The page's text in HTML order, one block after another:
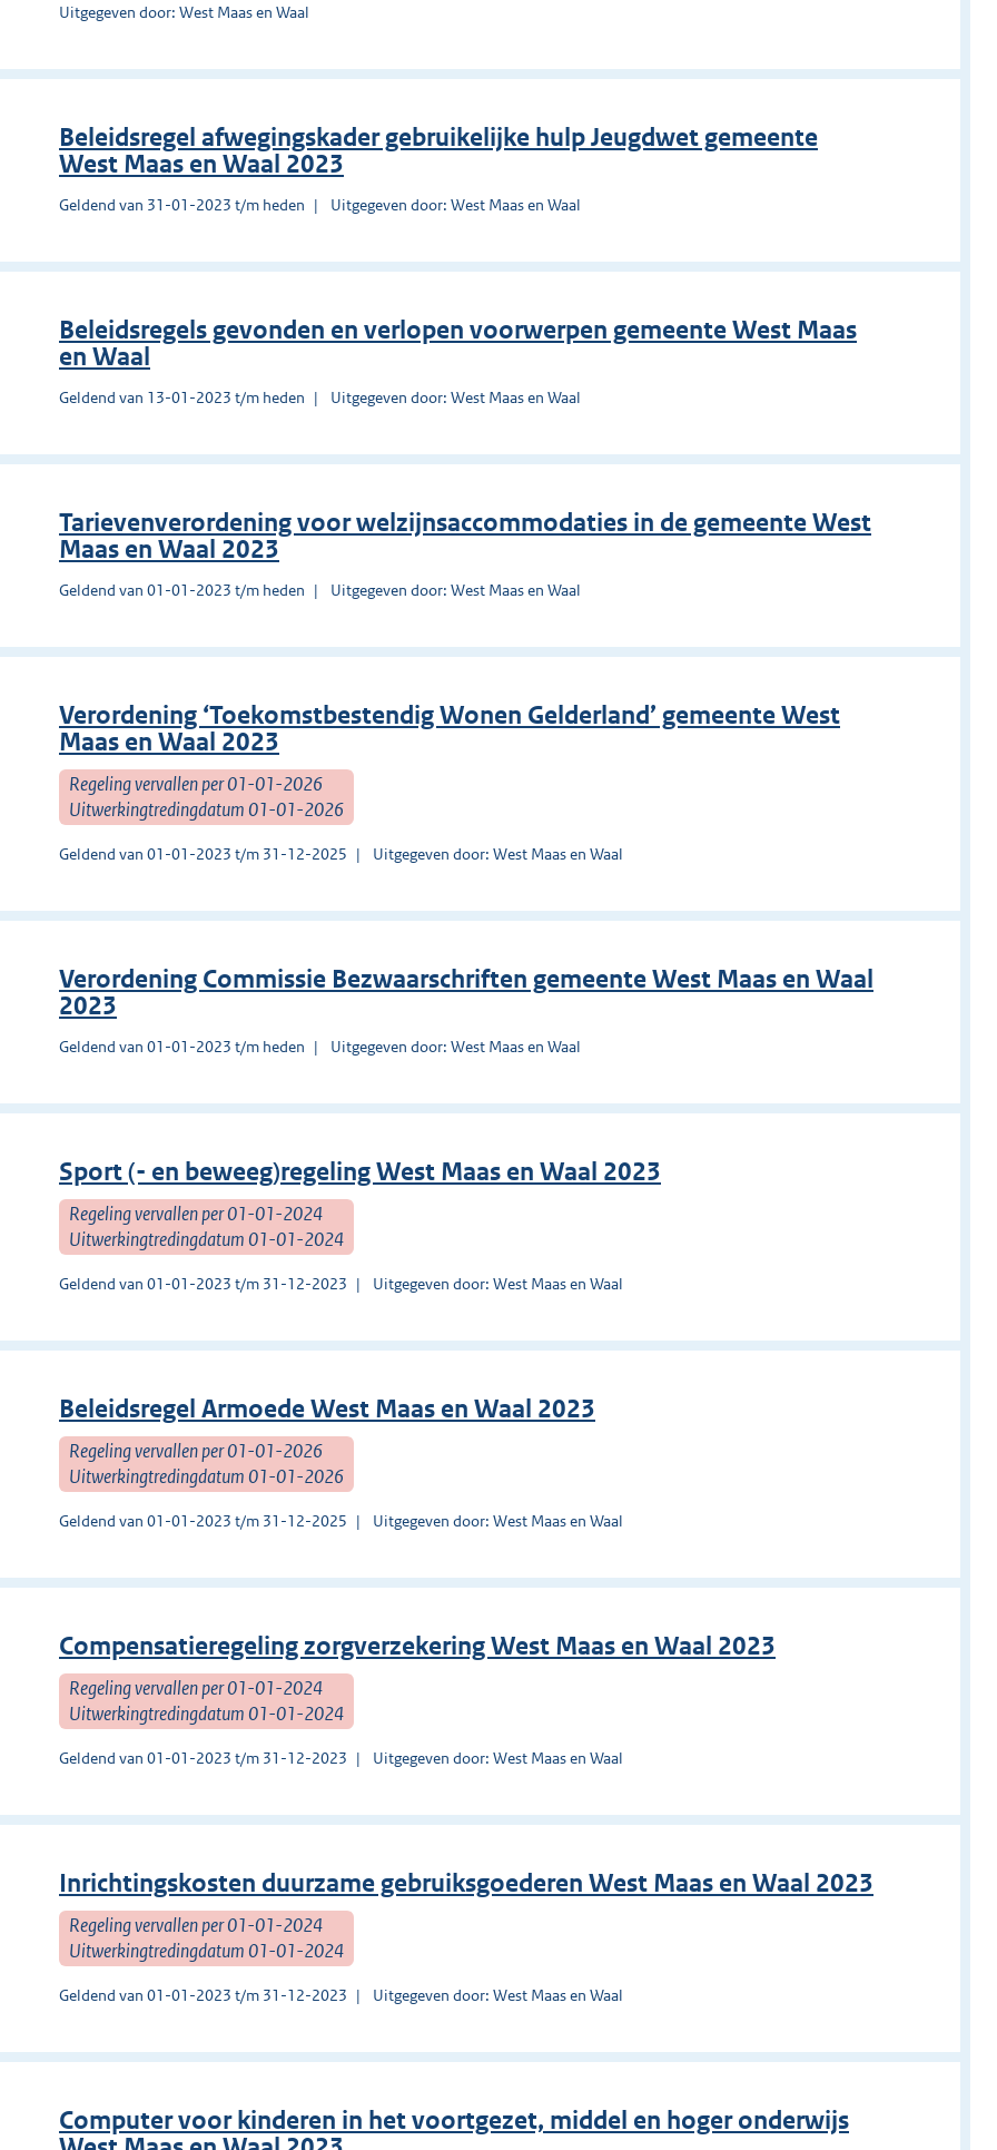
Uitgegeven door: West Maas en Waal
Beleidsregel afwegingskader gebruikelijke hulp Jeugdwet gemeente
West Maas en Waal 2023
Geldend van 31-01-2023 t/m heden Uitgegeven door: West Maas en Waal
Beleidsregels gevonden en verlopen voorwerpen gemeente West Maas
en Waal
Geldend van 13-01-2023 t/m heden Uitgegeven door: West Maas en Waal
Tarievenverordening voor welzijnsaccommodaties in de gemeente West
Maas en Waal 2023
Geldend van 01-01-2023 t/m heden Uitgegeven door: West Maas en Waal
Verordening ‘Toekomstbestendig Wonen Gelderland’ gemeente West
Maas en Waal 2023
Regeling vervallen per 01-01-2026
Uitwerkingtredingdatum 01-01-2026
Geldend van 01-01-2023 t/m 31-12-2025 Uitgegeven door: West Maas en Waal
Verordening Commissie Bezwaarschriften gemeente West Maas en Waal
2023
Geldend van 01-01-2023 t/m heden Uitgegeven door: West Maas en Waal
Sport (- en beweeg)regeling West Maas en Waal 2023
Regeling vervallen per 01-01-2024
Uitwerkingtredingdatum 01-01-2024
Geldend van 01-01-2023 t/m 31-12-2023 Uitgegeven door: West Maas en Waal
Beleidsregel Armoede West Maas en Waal 2023
Regeling vervallen per 01-01-2026
Uitwerkingtredingdatum 01-01-2026
Geldend van 01-01-2023 t/m 31-12-2025 Uitgegeven door: West Maas en Waal
Compensatieregeling zorgverzekering West Maas en Waal 2023
Regeling vervallen per 01-01-2024
Uitwerkingtredingdatum 01-01-2024
Geldend van 01-01-2023 t/m 31-12-2023 Uitgegeven door: West Maas en Waal
Inrichtingskosten duurzame gebruiksgoederen West Maas en Waal 2023
Regeling vervallen per 01-01-2024
Uitwerkingtredingdatum 01-01-2024
Geldend van 01-01-2023 t/m 31-12-2023 Uitgegeven door: West Maas en Waal
Computer voor kinderen in het voortgezet, middel en hoger onderwijs